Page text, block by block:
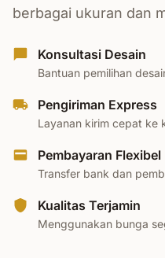
berbagai ukuran dan
Konsultasi Desain
Bantuan pemilihan
Pengiriman Express
Layanan kirim cepat ke
Pembayaran Flexibel
Transfer bank dan
Kualitas Terjamin
Menggunakan bunga